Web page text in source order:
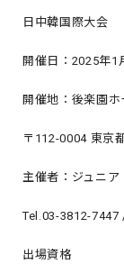
日中韓国際大会
開催日：2025年1
開催地：後楽園ホ
〒112-0004 東京
主催者：ジュニ
Tel.03-3812-7447
出場資格